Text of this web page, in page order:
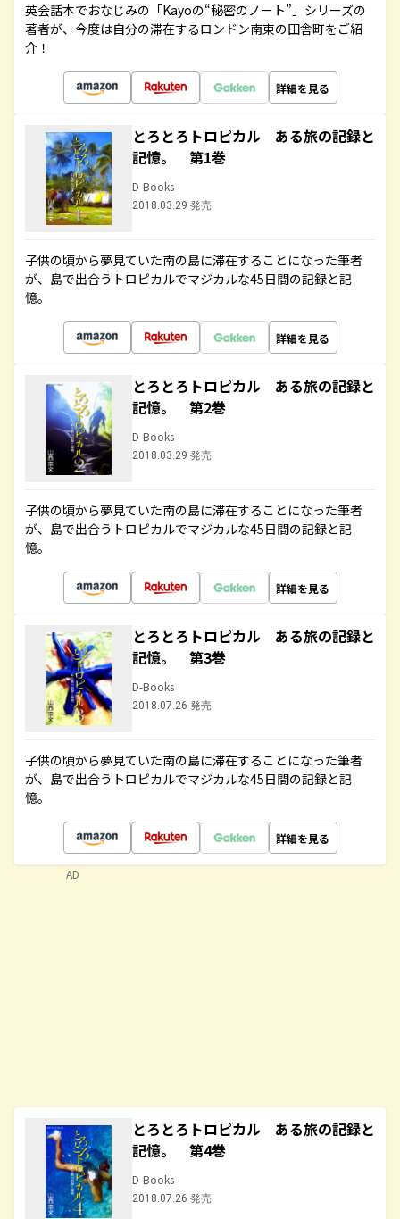
英会話本でおなじみの「Kayoの“秘密のノート”」シリーズの
著者が、今度は自分の滞在するロンドン南東の田舎町をご紹
介！
詳細を見る
とろとろトロピカル ある旅の記録と
記憶。 第1巻
D-Books
2018.03.29 発売
子供の頃から夢見ていた南の島に滞在することになった筆者
が、島で出合うトロピカルでマジカルな45日間の記録と記
憶。
詳細を見る
とろとろトロピカル ある旅の記録と
記憶。 第2巻
D-Books
2018.03.29 発売
子供の頃から夢見ていた南の島に滞在することになった筆者
が、島で出合うトロピカルでマジカルな45日間の記録と記
憶。
詳細を見る
とろとろトロピカル ある旅の記録と
記憶。 第3巻
D-Books
2018.07.26 発売
子供の頃から夢見ていた南の島に滞在することになった筆者
が、島で出合うトロピカルでマジカルな45日間の記録と記
憶。
詳細を見る
とろとろトロピカル ある旅の記録と
記憶。 第4巻
D-Books
2018.07.26 発売
AD